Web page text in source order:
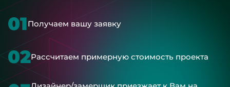
01Получаем вашу заявку
02Рассчитаем примерную стоимость проекта